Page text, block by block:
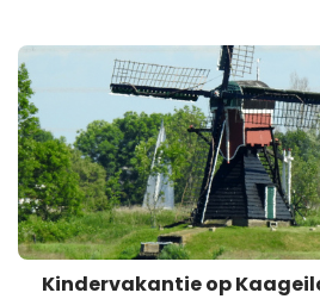
Kindervakantie op